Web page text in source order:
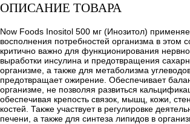
ОПИСАНИЕ ТОВАРА
Now Foods Inositol 500 мг (Инозитол)
восполнения потребностей организма в этом
критично важно для функционирования
выработки инсулина и предотвращения
организме, а также для метаболизма
предотвращает ожирение. Обеспечивает
организме, не позволяя развиться
обеспечивая крепость связок, мышц, кожи,
костей. Также участвует в регулировке
печени, а также для синтеза липидов в